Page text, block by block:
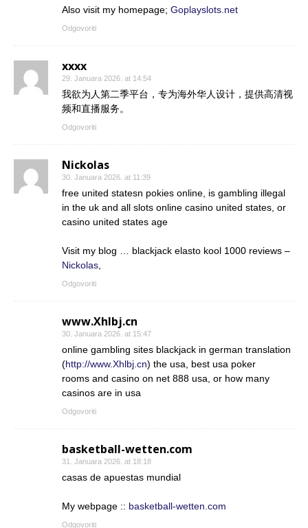
Also visit my homepage; Goplayslots.net
Odgovoriti
xxxx
29. Januara 2026. at 14:54
我欲为人第二季平台，专为海外华人设计，提供高清视
频和直播服务。
Odgovoriti
Nickolas
30. Januara 2026. at 11:39
free united statesn pokies online, is gambling illegal
in the uk and all slots online casino united states, or
casino united states age
Visit my blog … blackjack elasto kool 1000 reviews –
Nickolas,
Odgovoriti
www.Xhlbj.cn
30. Januara 2026. at 15:47
online gambling sites blackjack in german translation
(http://www.Xhlbj.cn) the usa, best usa poker
rooms and casino on net 888 usa, or how many
casinos are in usa
Odgovoriti
basketball-wetten.com
31. Januara 2026. at 18:18
casas de apuestas mundial
My webpage :: basketball-wetten.com
Odgovoriti